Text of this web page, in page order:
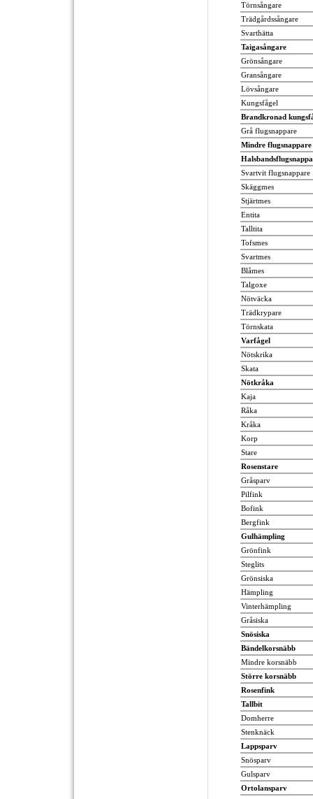
Törnsångare
Trädgårdssångare
Svarthätta
Taigasångare
Grönsångare
Gransångare
Lövsångare
Kungsfågel
Brandkronad
Grå flugsnappare
Mindre flugsnappare
Svartvit flugsnappare
Skäggmes
Stjärtmes
Entita
Talltita
Tofsmes
Svartmes
Blåmes
Talgoxe
Nötväcka
Trädkrypare
Törnskata
Varfågel
Nötskrika
Skata
Nötkråka
Kaja
Råka
Kråka
Korp
Stare
Rosenstare
Gråsparv
Pilfink
Bofink
Bergfink
Gulhämpling
Grönfink
Steglits
Grönsiska
Hämpling
Vinterhämpling
Gråsiska
Snösiska
Bändelkorsnäbb
Mindre korsnäbb
Större korsnäbb
Rosenfink
Tallbit
Domherre
Stenknäck
Lappsparv
Snösparv
Gulsparv
Ortolansparv